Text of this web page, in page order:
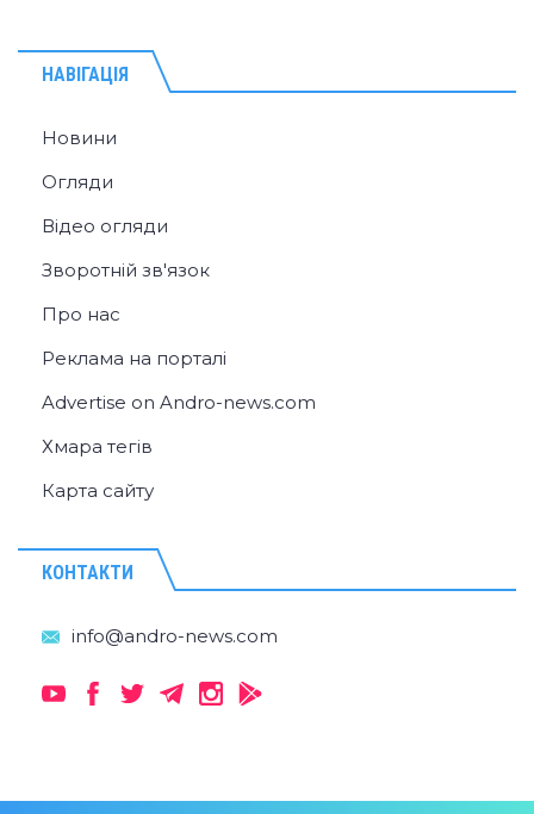
НАВІГАЦІЯ
Новини
Огляди
Відео огляди
Зворотній зв'язок
Про нас
Реклама на порталі
Advertise on Andro-news.com
Хмара тегів
Карта сайту
КОНТАКТИ